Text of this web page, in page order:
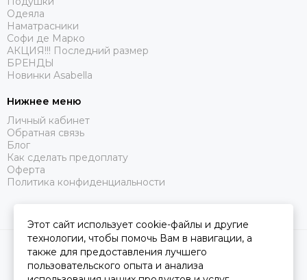
Одеяла
Наматрасники
Софи де Марко
АКЦИЯ!!! Последний размер
БРЕНДЫ
Новинки Asabella
Нижнее меню
Личный кабинет
Обратная связь
Блог
Как сделать предоплату
Оферта
Политика конфиденциальности
2026 © Царство Сна.Карта сайта
Этот сайт использует cookie-файлы и другие
технологии, чтобы помочь Вам в навигации, а
также для предоставления лучшего
пользовательского опыта и анализа